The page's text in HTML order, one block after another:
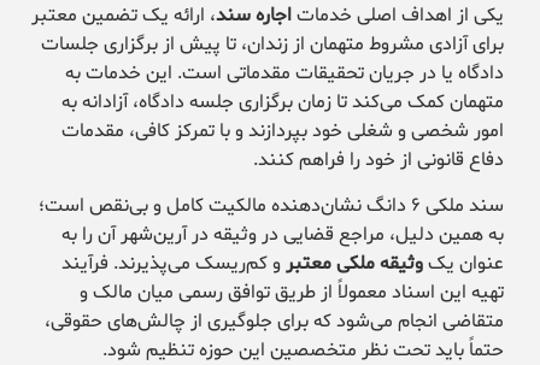
یکی از اهداف اصلی خدماتاجاره سند، ارائه یک تضمین معتبر
برای آزادی مشروط متهمان از زندان، تا پیش از برگزاری جلسات
دادگاه یا در جریان تحقیقات مقدماتی است. این خدمات به
متهمان کمک می‌کند تا زمان برگزاری جلسه دادگاه، آزادانه به
امور شخصی و شغلی خود بپردازند و با تمرکز کافی، مقدمات
دفاع قانونی از خود را فراهم کنند.
سند ملکی ۶ دانگ نشان‌دهنده مالکیت کامل و بی‌نقص است؛
به همین دلیل، مراجع قضایی در وثیقه در آرین‌شهر آن را به
عنوان یکوثیقه ملکی معتبرو کم‌ریسک می‌پذیرند. فرآیند
تهیه این اسناد معمولاً از طریق توافق رسمی میان مالک و
متقاضی انجام می‌شود که برای جلوگیری از چالش‌های حقوقی،
حتماً باید تحت نظر متخصصین این حوزه تنظیم شود.